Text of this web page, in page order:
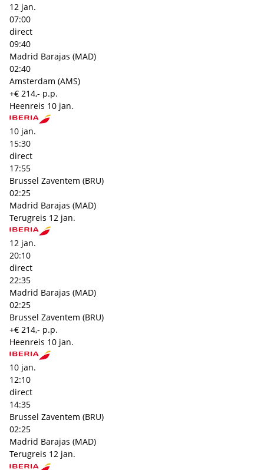
12 jan.
07:00
direct
09:40
Madrid Barajas (MAD)
02:40
Amsterdam (AMS)
+€ 214,- p.p.
Heenreis 10 jan.
10 jan.
15:30
direct
17:55
Brussel Zaventem (BRU)
02:25
Madrid Barajas (MAD)
Terugreis 12 jan.
12 jan.
20:10
direct
22:35
Madrid Barajas (MAD)
02:25
Brussel Zaventem (BRU)
+€ 214,- p.p.
Heenreis 10 jan.
10 jan.
12:10
direct
14:35
Brussel Zaventem (BRU)
02:25
Madrid Barajas (MAD)
Terugreis 12 jan.